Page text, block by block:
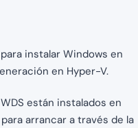
para instalar Windows en
en Hyper-V.
están instalados en
arrancar a través de la